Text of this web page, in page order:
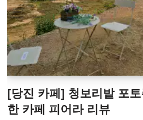
[당진 카페] 청보리밭 포
한 카페 피어라 리뷰